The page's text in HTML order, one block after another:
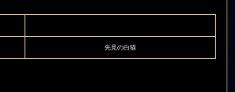
先見の白猫